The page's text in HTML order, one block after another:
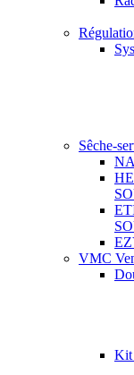
Sêche-
VMC
Kit